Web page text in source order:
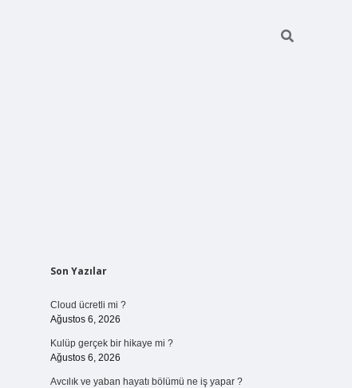
Sidebar
Son Yazılar
Cloud ücretli mi ?
Ağustos 6, 2026
Kulüp gerçek bir hikaye mi ?
Ağustos 6, 2026
Avcılık ve yaban hayatı bölümü ne iş yapar ?